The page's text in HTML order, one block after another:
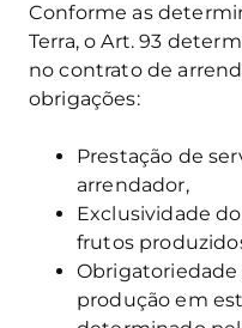
Conforme as
Terra, o Art. 93
no contrato de
obrigações:
Prestação de
arrendador,
Exclusividade
frutos
produção em